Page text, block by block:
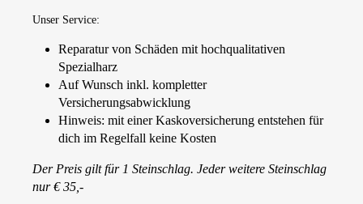
Unser Service:
Reparatur von Schäden mit hochqualitativen
Spezialharz
Auf Wunsch inkl. kompletter
Versicherungsabwicklung
Hinweis: mit einer Kaskoversicherung entstehen für
dich im Regelfall keine Kosten
Der Preis gilt für 1 Steinschlag. Jeder weitere Steinschlag
nur € 35,-